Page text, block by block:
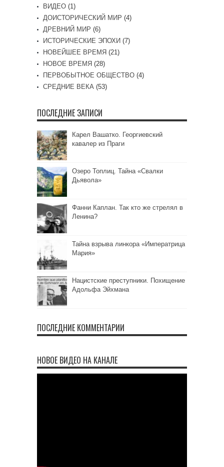
ВИДЕО (1)
ДОИСТОРИЧЕСКИЙ МИР (4)
ДРЕВНИЙ МИР (6)
ИСТОРИЧЕСКИЕ ЭПОХИ (7)
НОВЕЙШЕЕ ВРЕМЯ (21)
НОВОЕ ВРЕМЯ (28)
ПЕРВОБЫТНОЕ ОБЩЕСТВО (4)
СРЕДНИЕ ВЕКА (53)
ПОСЛЕДНИЕ ЗАПИСИ
Карел Вашатко. Георгиевский
кавалер из Праги
Озеро Топлиц. Тайна «Свалки
Дьявола»
Фанни Каплан. Так кто же стрелял в
Ленина?
Тайна взрыва линкора «Императрица
Мария»
Нацистские преступники. Похищение
Адольфа Эйхмана
ПОСЛЕДНИЕ КОММЕНТАРИИ
НОВОЕ ВИДЕО НА КАНАЛЕ